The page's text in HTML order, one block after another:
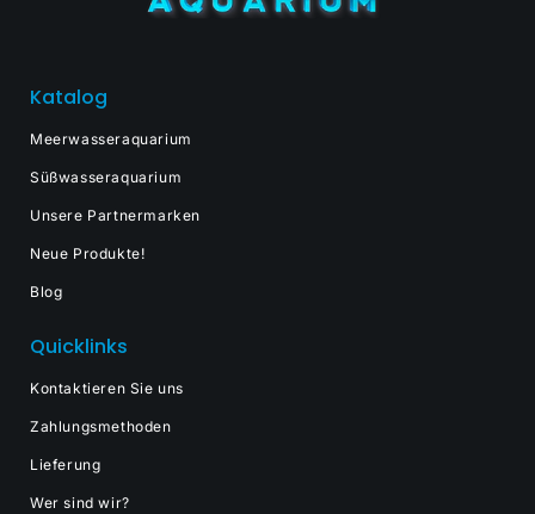
Katalog
Meerwasseraquarium
Süßwasseraquarium
Unsere Partnermarken
Neue Produkte!
Blog
Quicklinks
Kontaktieren Sie uns
Zahlungsmethoden
Lieferung
Wer sind wir?